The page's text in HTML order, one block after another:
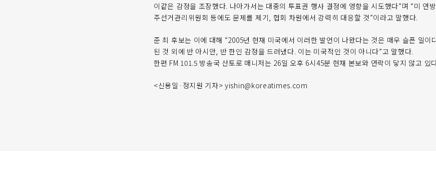
이같은 감정을 조장했다. 나아가서는 대중의 투표권 행사 결정에 영향을 시도했다”며 “미 연
주선거관리위원회 등에도 문제를 제기, 협회 차원에서 강력히 대응할 것”이라고 말했다.
준 최 후보는 이에 대해 “2005년 현재 미국에서 이러한 발언이 나왔다는 것은 매우 슬픈 일이
된 것 외에 반 아시안, 반 한인 감정을 드러냈다. 이는 미국적인 것이 아니다”고 말했다.
한편 FM 101.5 방송국 산토로 매니저는 26일 오후 6시45분 현재 본보와 연락이 닿지 않고 있
<신용일·정지원 기자> yishin@koreatimes.com